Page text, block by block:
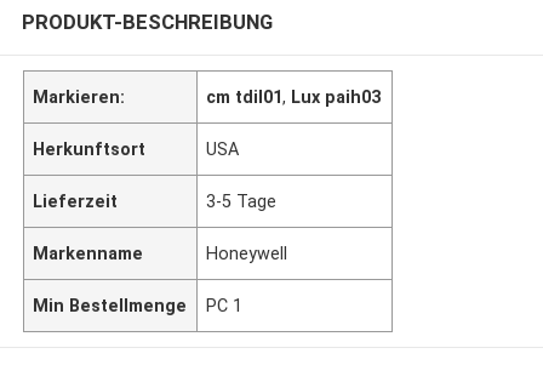
PRODUKT-BESCHREIBUNG
Markieren: cm tdil01, Lux paih03
Herkunftsort USA
Lieferzeit 3-5 Tage
Markenname Honeywell
Min Bestellmenge PC 1